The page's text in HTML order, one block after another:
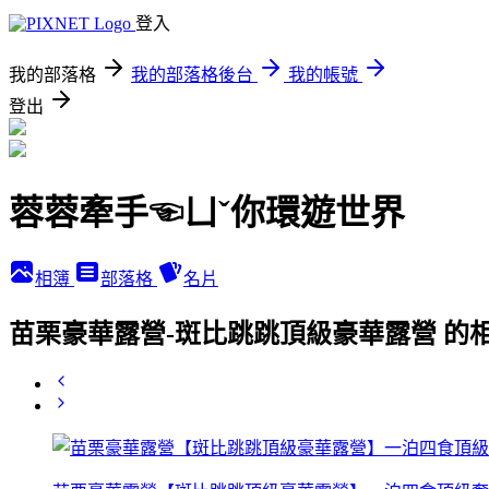
登入
我的部落格 我的部落格後台
我的帳號
登出
蓉蓉牽手☜ㄩˇ你環遊世界
相簿 部落格 名片
苗栗豪華露營-斑比跳跳頂級豪華露營 的